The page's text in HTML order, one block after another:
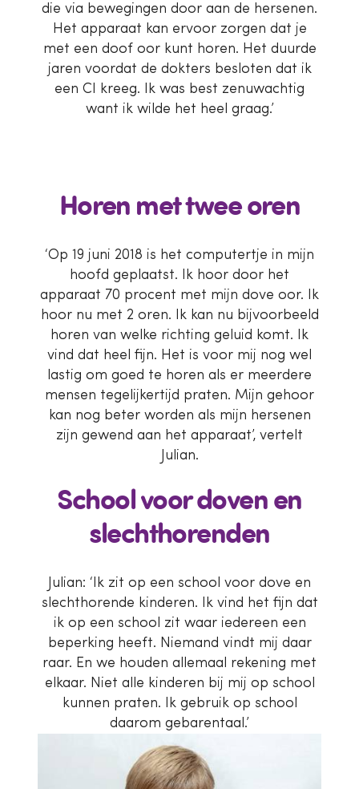
die via bewegingen door aan de hersenen.
Het apparaat kan ervoor zorgen dat je
met een doof oor kunt horen. Het duurde
jaren voordat de dokters besloten dat ik
een CI kreeg. Ik was best zenuwachtig
want ik wilde het heel graag.’
Horen met twee oren
‘Op 19 juni 2018 is het computertje in mijn
hoofd geplaatst. Ik hoor door het
apparaat 70 procent met mijn dove oor. Ik
hoor nu met 2 oren. Ik kan nu bijvoorbeeld
horen van welke richting geluid komt. Ik
vind dat heel fijn. Het is voor mij nog wel
lastig om goed te horen als er meerdere
mensen tegelijkertijd praten. Mijn gehoor
kan nog beter worden als mijn hersenen
zijn gewend aan het apparaat’, vertelt
Julian.
School voor doven en
slechthorenden
Julian: ‘Ik zit op een school voor dove en
slechthorende kinderen. Ik vind het fijn dat
ik op een school zit waar iedereen een
beperking heeft. Niemand vindt mij daar
raar. En we houden allemaal rekening met
elkaar. Niet alle kinderen bij mij op school
kunnen praten. Ik gebruik op school
daarom gebarentaal.’